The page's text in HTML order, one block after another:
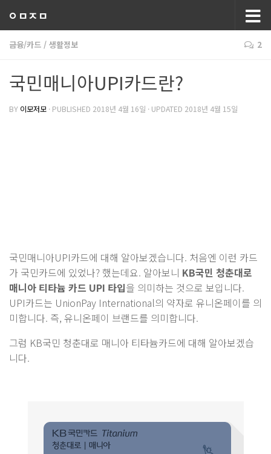
ㅇㅁㅈㅁ
금융/카드 / 생활정보 2
국민매니아UPI카드란?
BY 이모저모 · PUBLISHED 2018년 4월 16일 · UPDATED 2018년 4월 15일
국민매니아UPI카드에 대해 알아보겠습니다. 처음엔 이런 카드
가 국민카드에 있었나? 했는데요. 알아보니 KB국민 청춘대로
매니아 티타늄 카드 UPI 타입을 의미하는 것으로 보입니다.
UPI카드는 UnionPay International의 약자로 유니온페이를 의
미합니다. 즉, 유니온페이 브랜드를 의미합니다.
그럼 KB국민 청춘대로 매니아 티타늄카드에 대해 알아보겠습
니다.